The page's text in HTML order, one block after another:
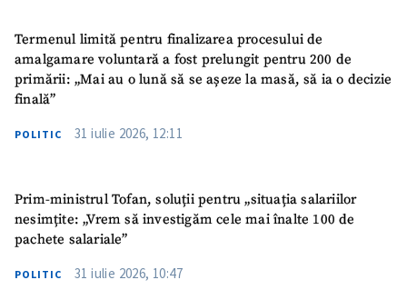
Termenul limită pentru finalizarea procesului de
amalgamare voluntară a fost prelungit pentru 200 de
primării: „Mai au o lună să se așeze la masă, să ia o decizie
finală”
POLITIC 31 iulie 2026, 12:11
Prim-ministrul Tofan, soluții pentru „situația salariilor
nesimțite: „Vrem să investigăm cele mai înalte 100 de
pachete salariale”
POLITIC 31 iulie 2026, 10:47